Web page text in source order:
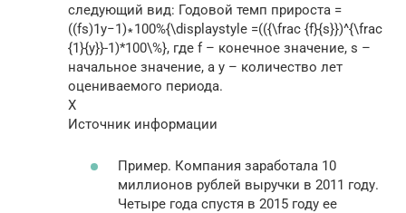
следующий вид: Годовой темп прироста =
((fs)1y−1)∗100%{\displaystyle =(({\frac {f}{s}})^{\frac
{1}{y}}-1)*100\%}, где f – конечное значение, s –
начальное значение, а y – количество лет
оцениваемого периода.
X
Источник информации
Пример. Компания заработала 10
миллионов рублей выручки в 2011 году.
Четыре года спустя в 2015 году ее